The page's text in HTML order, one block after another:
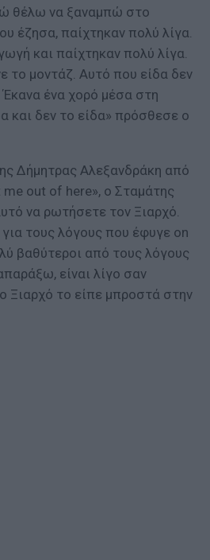
θέλω να ξαναμπώ στο
έζησα, παίχτηκαν πολύ λίγα.
και παίχτηκαν πολύ λίγα.
το μοντάζ. Αυτό που είδα δεν
ένα χορό μέσα στη
και δεν το είδα» πρόσθεσε ο
Δήμητρας Αλεξανδράκη από
me out of here», ο Σταμάτης
να ρωτήσετε τον Ξιαρχό.
τους λόγους που έφυγε on
βαθύτεροι από τους λόγους
είναι λίγο σαν
Ξιαρχό το είπε μπροστά στην